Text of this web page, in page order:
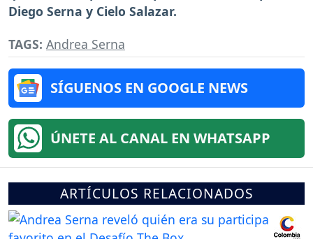
Diego Serna y Cielo Salazar.
TAGS: Andrea Serna
SÍGUENOS EN GOOGLE NEWS
ÚNETE AL CANAL EN WHATSAPP
ARTÍCULOS RELACIONADOS